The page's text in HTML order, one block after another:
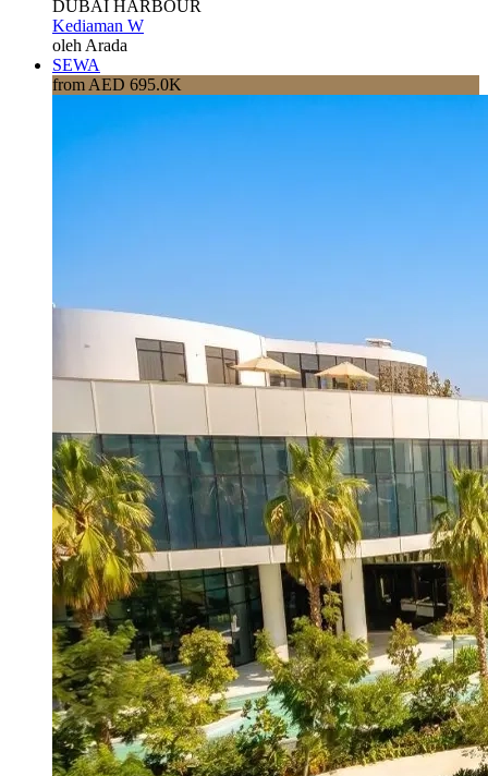
DUBAI HARBOUR
Kediaman W
oleh Arada
SEWA
from AED 695.0K